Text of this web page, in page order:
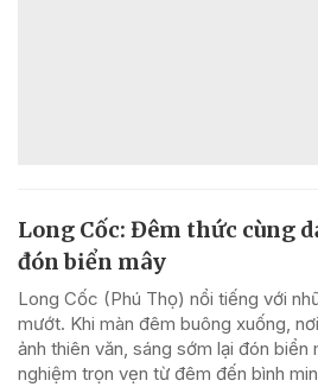
Long Cốc: Đêm thức cùng
đón biển mây
Long Cốc (Phú Thọ) nổi tiếng với
mướt. Khi màn đêm buông xuống,
ảnh thiên văn, sáng sớm lại đón biển
nghiệm trọn vẹn từ đêm đến bình